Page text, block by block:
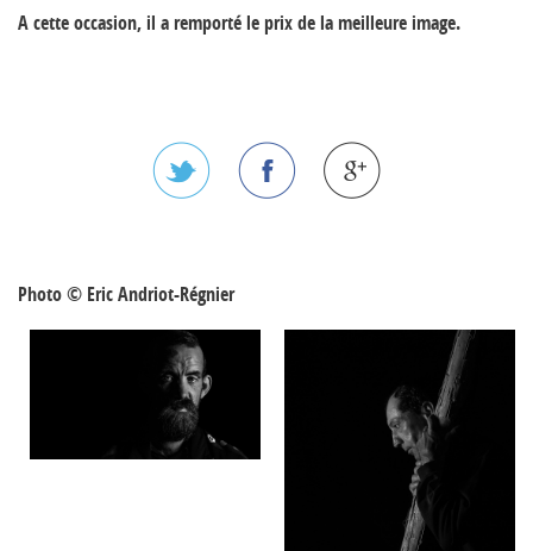
A cette occasion, il a remporté le prix de la meilleure image.
Photo © Eric Andriot-Régnier